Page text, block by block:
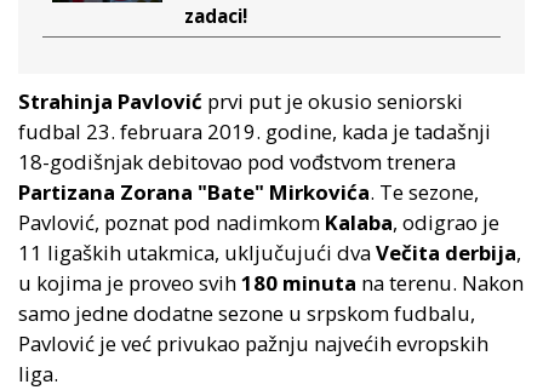
zadaci!
Strahinja Pavlović prvi put je okusio seniorski
fudbal 23. februara 2019. godine, kada je tadašnji
18-godišnjak debitovao pod vođstvom trenera
Partizana Zorana "Bate" Mirkovića. Te sezone,
Pavlović, poznat pod nadimkom Kalaba, odigrao je
11 ligaških utakmica, uključujući dvaVečita derbija,
u kojima je proveo svih180 minuta na terenu. Nakon
samo jedne dodatne sezone u srpskom fudbalu,
Pavlović je već privukao pažnju najvećih evropskih
liga.